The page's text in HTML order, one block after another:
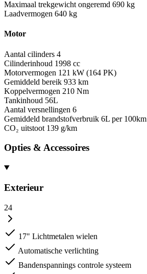
Maximaal trekgewicht ongeremd 690 kg
Laadvermogen 640 kg
Motor
Aantal cilinders 4
Cilinderinhoud 1998 cc
Motorvermogen 121 kW (164 PK)
Gemiddeld bereik 933 km
Koppelvermogen 210 Nm
Tankinhoud 56L
Aantal versnellingen 6
Gemiddeld brandstofverbruik 6L per 100km
CO₂ uitstoot 139 g/km
Opties & Accessoires
Exterieur
24
17" Lichtmetalen wielen
Automatische verlichting
Bandenspannings controle systeem